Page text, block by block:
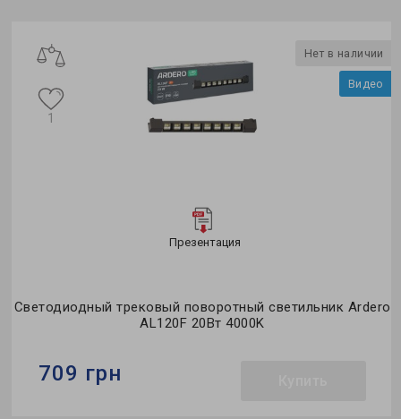
Нет в наличии
Видео
Презентация
Светодиодный трековый поворотный светильник Ardero
AL120F 20Вт 4000K
1
709 грн